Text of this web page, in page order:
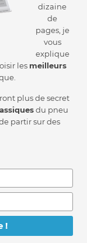
dizaine
de
pages, je
vous
explique
les meilleurs
plus de secret
du pneu
partir sur des